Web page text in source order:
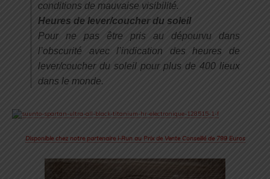
conditions de mauvaise visibilité.
Heures de lever/coucher du soleil
Pour ne pas être pris au dépourvu dans
l’obscurité avec l’indication des heures de
lever/coucher du soleil pour plus de 400 lieux
dans le monde.
Disponible chez notre partenaire i-Run au Prix de Vente Conseillé de 799 Euros